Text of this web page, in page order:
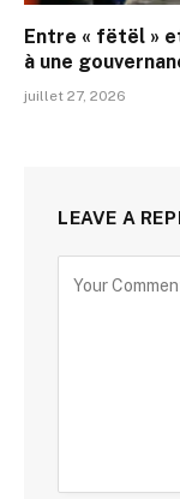
Entre « fëtël »
à une
juillet 27, 2026
LEAVE A